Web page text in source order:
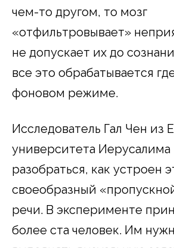
чем-то другом, то мозг
«отфильтровывает»
не допускает их до
все это обрабатывается
фоновом режиме.
Исследователь Гал Чен из
университета
разобраться, как устроен
своеобразный
речи. В эксперименте
более ста человек. Им